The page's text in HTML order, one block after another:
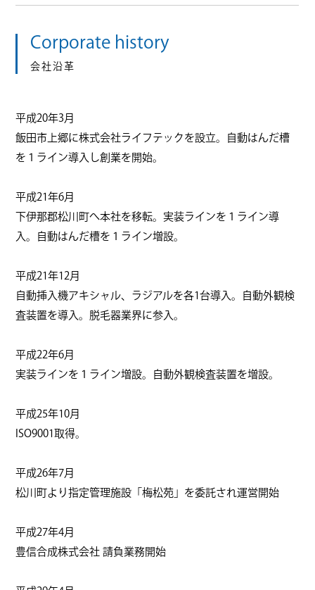
Corporate history
会社沿革
平成20年3月
飯田市上郷に株式会社ライフテックを設立。自動はんだ槽
を１ライン導入し創業を開始。
平成21年6月
下伊那郡松川町へ本社を移転。実装ラインを１ライン導
入。自動はんだ槽を１ライン増設。
平成21年12月
自動挿入機アキシャル、ラジアルを各1台導入。自動外観検
査装置を導入。脱毛器業界に参入。
平成22年6月
実装ラインを１ライン増設。自動外観検査装置を増設。
平成25年10月
ISO9001取得。
平成26年7月
松川町より指定管理施設「梅松苑」を委託され運営開始
平成27年4月
豊信合成株式会社 請負業務開始